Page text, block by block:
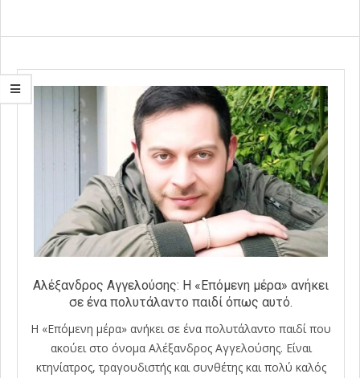
Αλέξανδρος Αγγελούσης: Η «Επόμενη μέρα» ανήκει
σε ένα πολυτάλαντο παιδί όπως αυτό.
Η «Επόμενη μέρα» ανήκει σε ένα πολυτάλαντο παιδί που
ακούει στο όνομα Αλέξανδρος Αγγελούσης. Είναι
κτηνίατρος, τραγουδιστής και συνθέτης και πολύ καλός